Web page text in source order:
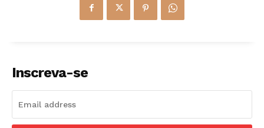
Inscreva-se